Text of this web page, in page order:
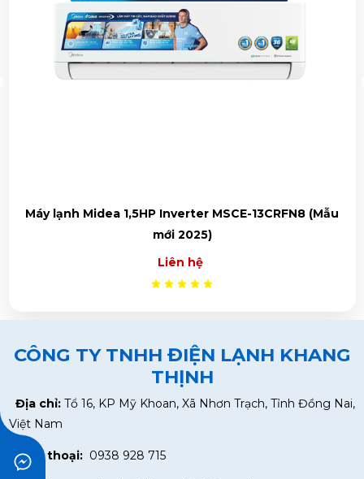
Máy lạnh Midea 1.0 HP MSAFIII-10CRN8
Liên hệ
CÔNG TY TNHH ĐIỆN LẠNH KHANG
THỊNH
Địa chỉ:Tổ 16, KP Mỹ Khoan, Xã Nhơn Trạch, Tỉnh Đồng Nai,
Việt Nam
Điện thoại:0938 928 715